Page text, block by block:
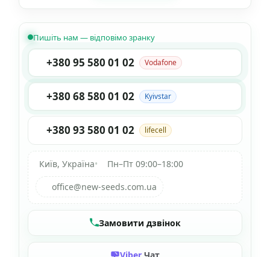
Пишіть нам — відповімо зранку
+380 95 580 01 02 Vodafone
+380 68 580 01 02 Kyivstar
+380 93 580 01 02 lifecell
Київ, Україна•
Пн–Пт 09:00–18:00
office@new-seeds.com.ua
Замовити дзвінок
Viber Чат